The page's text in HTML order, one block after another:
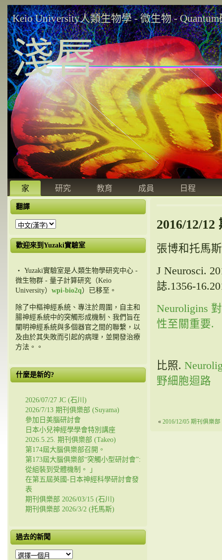
Keio University人類生物學 - 微生物 -
淺唇
家 研究 教育 成員 日程
翻譯
歡迎來到Yuzaki實驗室
・ Yuzaki實驗室是人類生物學研究中心 -
微生物群 - 量子計算研究（Keio
University） wpi-bio2q）已移至。
除了中樞神經系統、專注於周圍，自主和
腸神經系統中的突觸形成機制、我們旨在
闡明神經系統與多個器官之間的聯繫，以
及由於其失敗而引起的病理，並開發治療
方法。。
什麼是新的?
2026/07/27 JC (石川)
2026/7/13 期刊俱樂部 (Suyama)
參加日美腦研討會
日本小兒神經學學會特別講座
2026.5.25. 期刊俱樂部 (Takeo)
第174屆大腦俱樂部召開。
第173屆大腦俱樂部“突觸小型研討會”:
從組裝到受體機制。 」
在第五屆英國-日本神經科學研討會發
表
期刊俱樂部 2026/03/15 (石川)
期刊俱樂部 2026/3/2 (托馬斯)
過去的新聞
過
2016/12/
張博和托馬
J Neurosci.
誌.1356-
Neuroligins
性至關重要.
比照.
野細胞迴路
« 2016/12/05 期刊俱樂